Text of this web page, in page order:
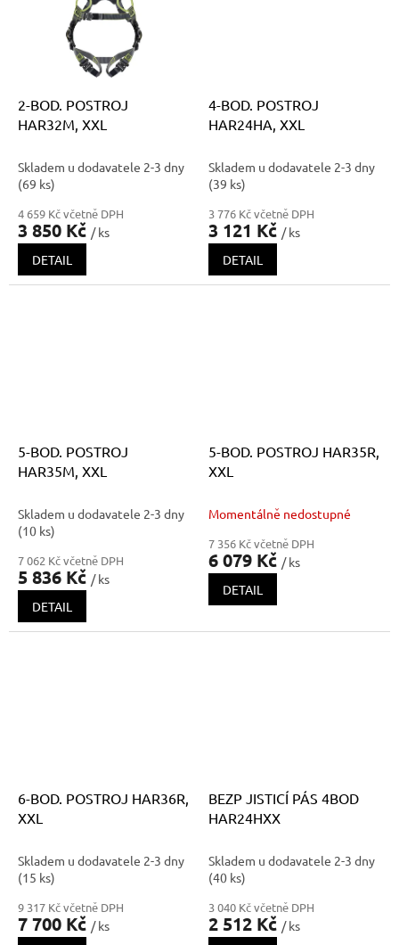
2-BOD. POSTROJ
HAR32M, XXL
Skladem u dodavatele 2-3 dny
(69 ks)
4 659 Kč včetně DPH
3 850 Kč / ks
DETAIL
4-BOD. POSTROJ
HAR24HA, XXL
Skladem u dodavatele 2-3 dny
(39 ks)
3 776 Kč včetně DPH
3 121 Kč / ks
DETAIL
5-BOD. POSTROJ
HAR35M, XXL
Skladem u dodavatele 2-3 dny
(10 ks)
7 062 Kč včetně DPH
5 836 Kč / ks
DETAIL
5-BOD. POSTROJ HAR35R,
XXL
Momentálně nedostupné
7 356 Kč včetně DPH
6 079 Kč / ks
DETAIL
6-BOD. POSTROJ HAR36R,
XXL
Skladem u dodavatele 2-3 dny
(15 ks)
9 317 Kč včetně DPH
7 700 Kč / ks
BEZP JISTICÍ PÁS 4BOD
HAR24HXX
Skladem u dodavatele 2-3 dny
(40 ks)
3 040 Kč včetně DPH
2 512 Kč / ks